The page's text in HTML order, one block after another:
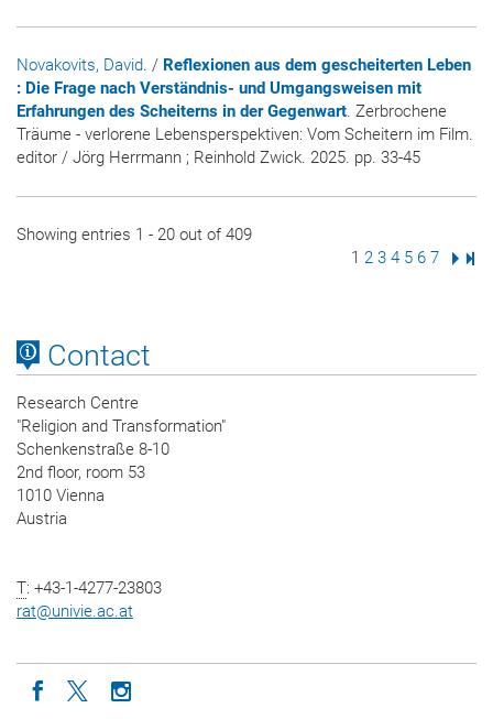
Novakovits, David. / Reflexionen aus dem gescheiterten Leben
: Die Frage nach Verständnis- und Umgangsweisen mit
Erfahrungen des Scheiterns in der Gegenwart. Zerbrochene
Träume - verlorene Lebensperspektiven: Vom Scheitern im Film.
editor / Jörg Herrmann ; Reinhold Zwick. 2025. pp. 33-45
Showing entries 1 - 20 out of 409
Page
1 Page
2 Page
3 Page
4 Page
5 Page
6 Page
7 Next
Contact
Research Centre
"Religion and Transformation"
Schenkenstraße 8-10
2nd floor, room 53
1010 Vienna
Austria
T: +43-1-4277-23803
rat@univie.ac.at
Icon facebook
Icon twitter
Icon instagram